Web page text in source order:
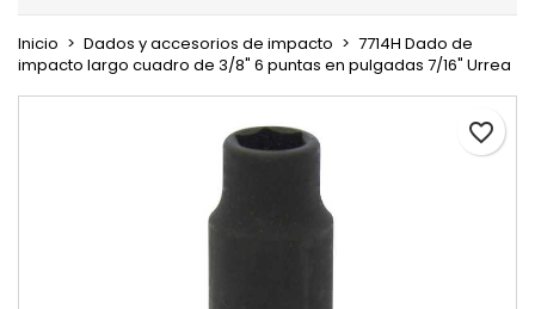
Inicio Dados y accesorios de impacto
7714H Dado de
impacto largo cuadro de 3/8" 6 puntas en pulgadas 7/16" Urrea
favorite_border